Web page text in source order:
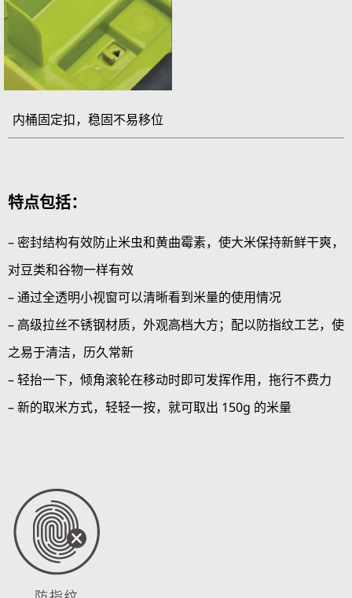
内桶固定扣，稳固不易移位
特点包括：
– 密封结构有效防止米虫和黄曲霉素，使大米保持新鲜干爽，
对豆类和谷物一样有效
– 通过全透明小视窗可以清晰看到米量的使用情况
– 高级拉丝不锈钢材质，外观高档大方；配以防指纹工艺，使
之易于清洁，历久常新
– 轻抬一下，倾角滚轮在移动时即可发挥作用，拖行不费力
– 新的取米方式，轻轻一按，就可取出 150g 的米量